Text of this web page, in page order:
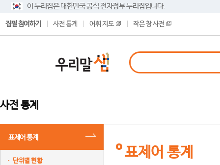
이 누리집은 대한민국 공식 전자정부 누리집입니다.
집필 참여하기 사전 통계 어휘 지도 작은 창 사전
사전 통계
표제어 통계
단위별 현황
표제어 통계